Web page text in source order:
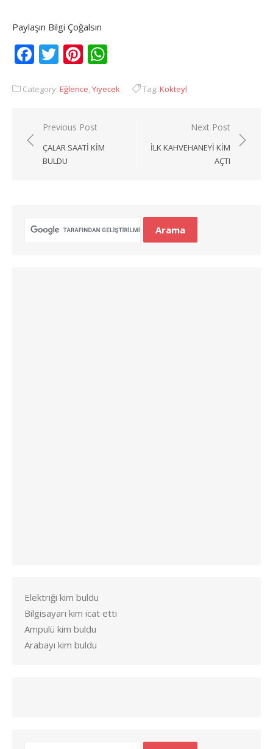
Paylaşın Bilgi Çoğalsın
Facebook
TwitterPinterest
Category: Eğlence,Yiyecek Tag: Kokteyl
Yazı
gezinmesi
Previous Post
ÇALAR SAATI KIM
BULDU
Next Post
İLK KAHVEHANEYI KIM
AÇTI
Elektriği kim buldu
Bilgisayarı kim icat etti
Ampulü kim buldu
Arabayı kim buldu